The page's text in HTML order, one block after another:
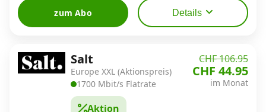
zum Abo Details
Salt
Europe XXL (Aktionspreis)
1700 Mbit/s Flatrate
Aktion
CHF 106.95
CHF 44.95
im Monat